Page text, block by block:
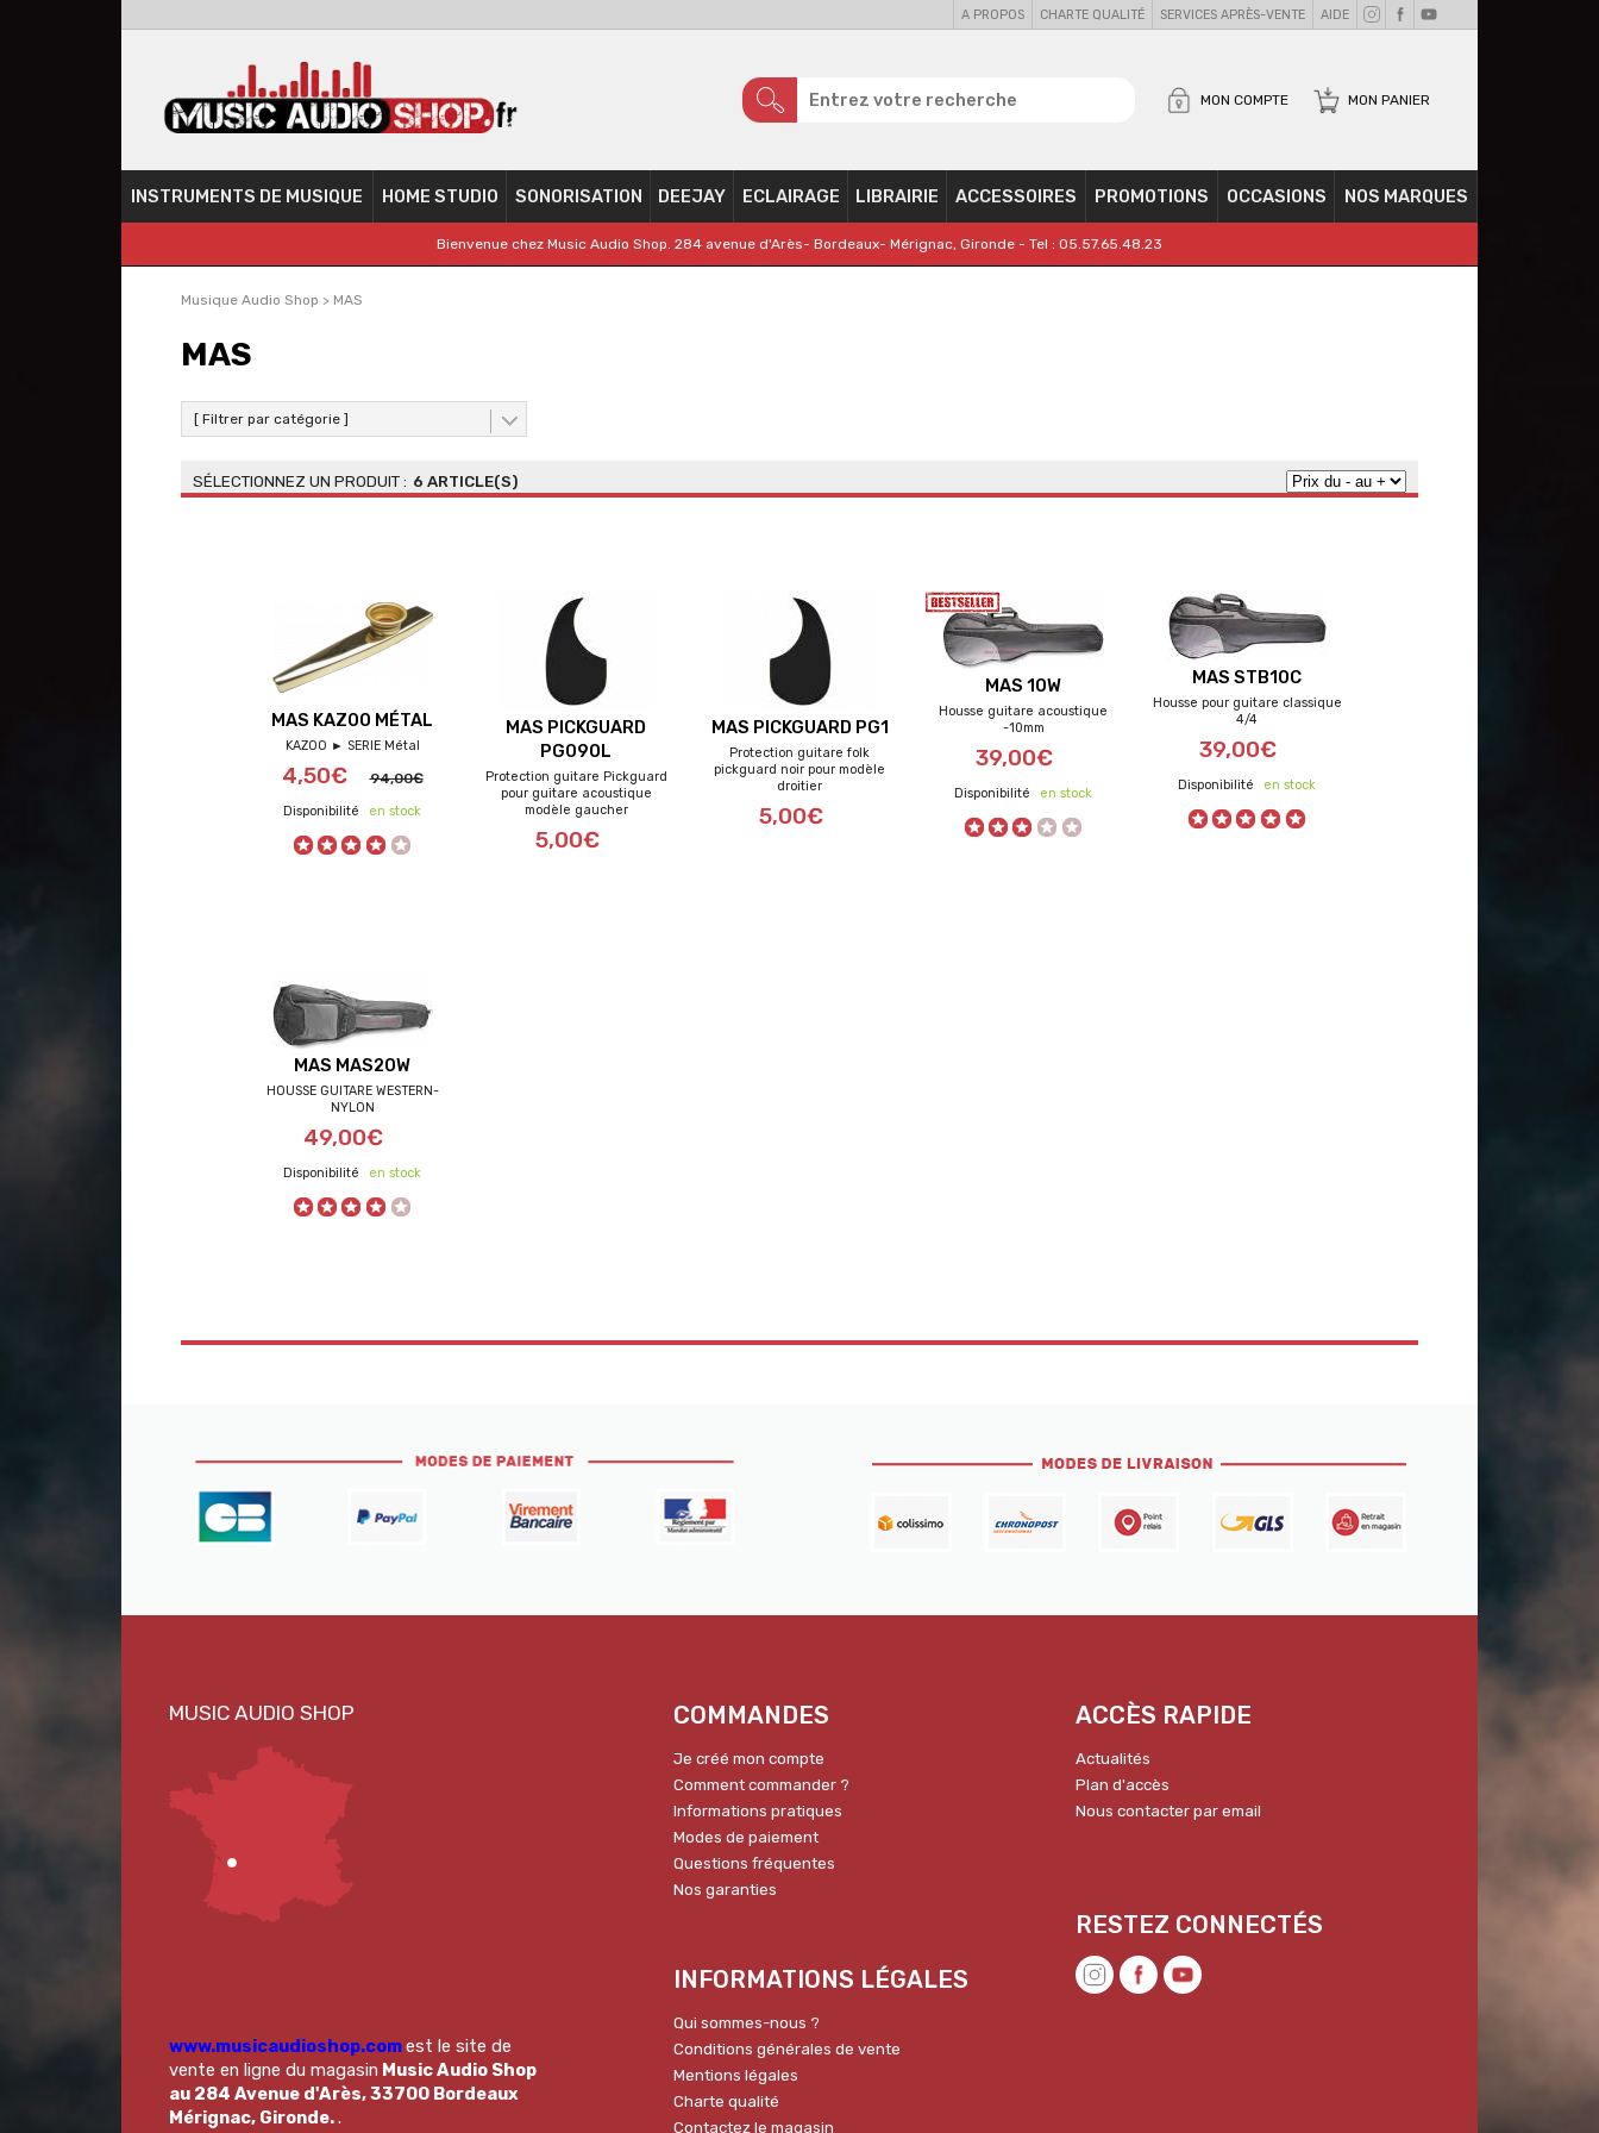
A PROPOS CHARTE QUALITÉ SERVICES APRÈS-VENTE AIDE
MON PANIER
MON COMPTE
INSTRUMENTS DE MUSIQUE HOME STUDIO SONORISATION DEEJAY ECLAIRAGE LIBRAIRIE ACCESSOIRES PROMOTIONS OCCASIONS NOS MARQUES
Bienvenue chez Music Audio Shop. 284 avenue d'Arès- Bordeaux- Mérignac, Gironde - Tel : 05.57.65.48.23
Musique Audio Shop > MAS
MAS
[ Filtrer par catégorie ]
6 ARTICLE(S)
MAS KAZOO MÉTAL
KAZOO ► SERIE Métal
4,50€ 94,00€
en stock
MAS PICKGUARD
PG090L
Protection guitare Pickguard
pour guitare acoustique
modèle gaucher
5,00€
MAS PICKGUARD PG1
Protection guitare folk
pickguard noir pour modèle
droitier
5,00€
MAS 10W
Housse guitare acoustique
-10mm
39,00€
en stock
MAS STB10C
Housse pour guitare classique
4/4
39,00€
en stock
MAS MAS20W
HOUSSE GUITARE WESTERN-
NYLON
49,00€
en stock
www.musicaudioshop.comest le site de
vente en ligne du magasin Music Audio Shop
au 284 Avenue d'Arès, 33700 Bordeaux
Mérignac, Gironde..
COMMANDES
Je créé mon compte
Comment commander ?
Informations pratiques
Modes de paiement
Questions fréquentes
Nos garanties
INFORMATIONS LÉGALES
Qui sommes-nous ?
Conditions générales de vente
Mentions légales
Charte qualité
Contactez le magasin
ACCÈS RAPIDE
Actualités
Plan d'accès
Nous contacter par email